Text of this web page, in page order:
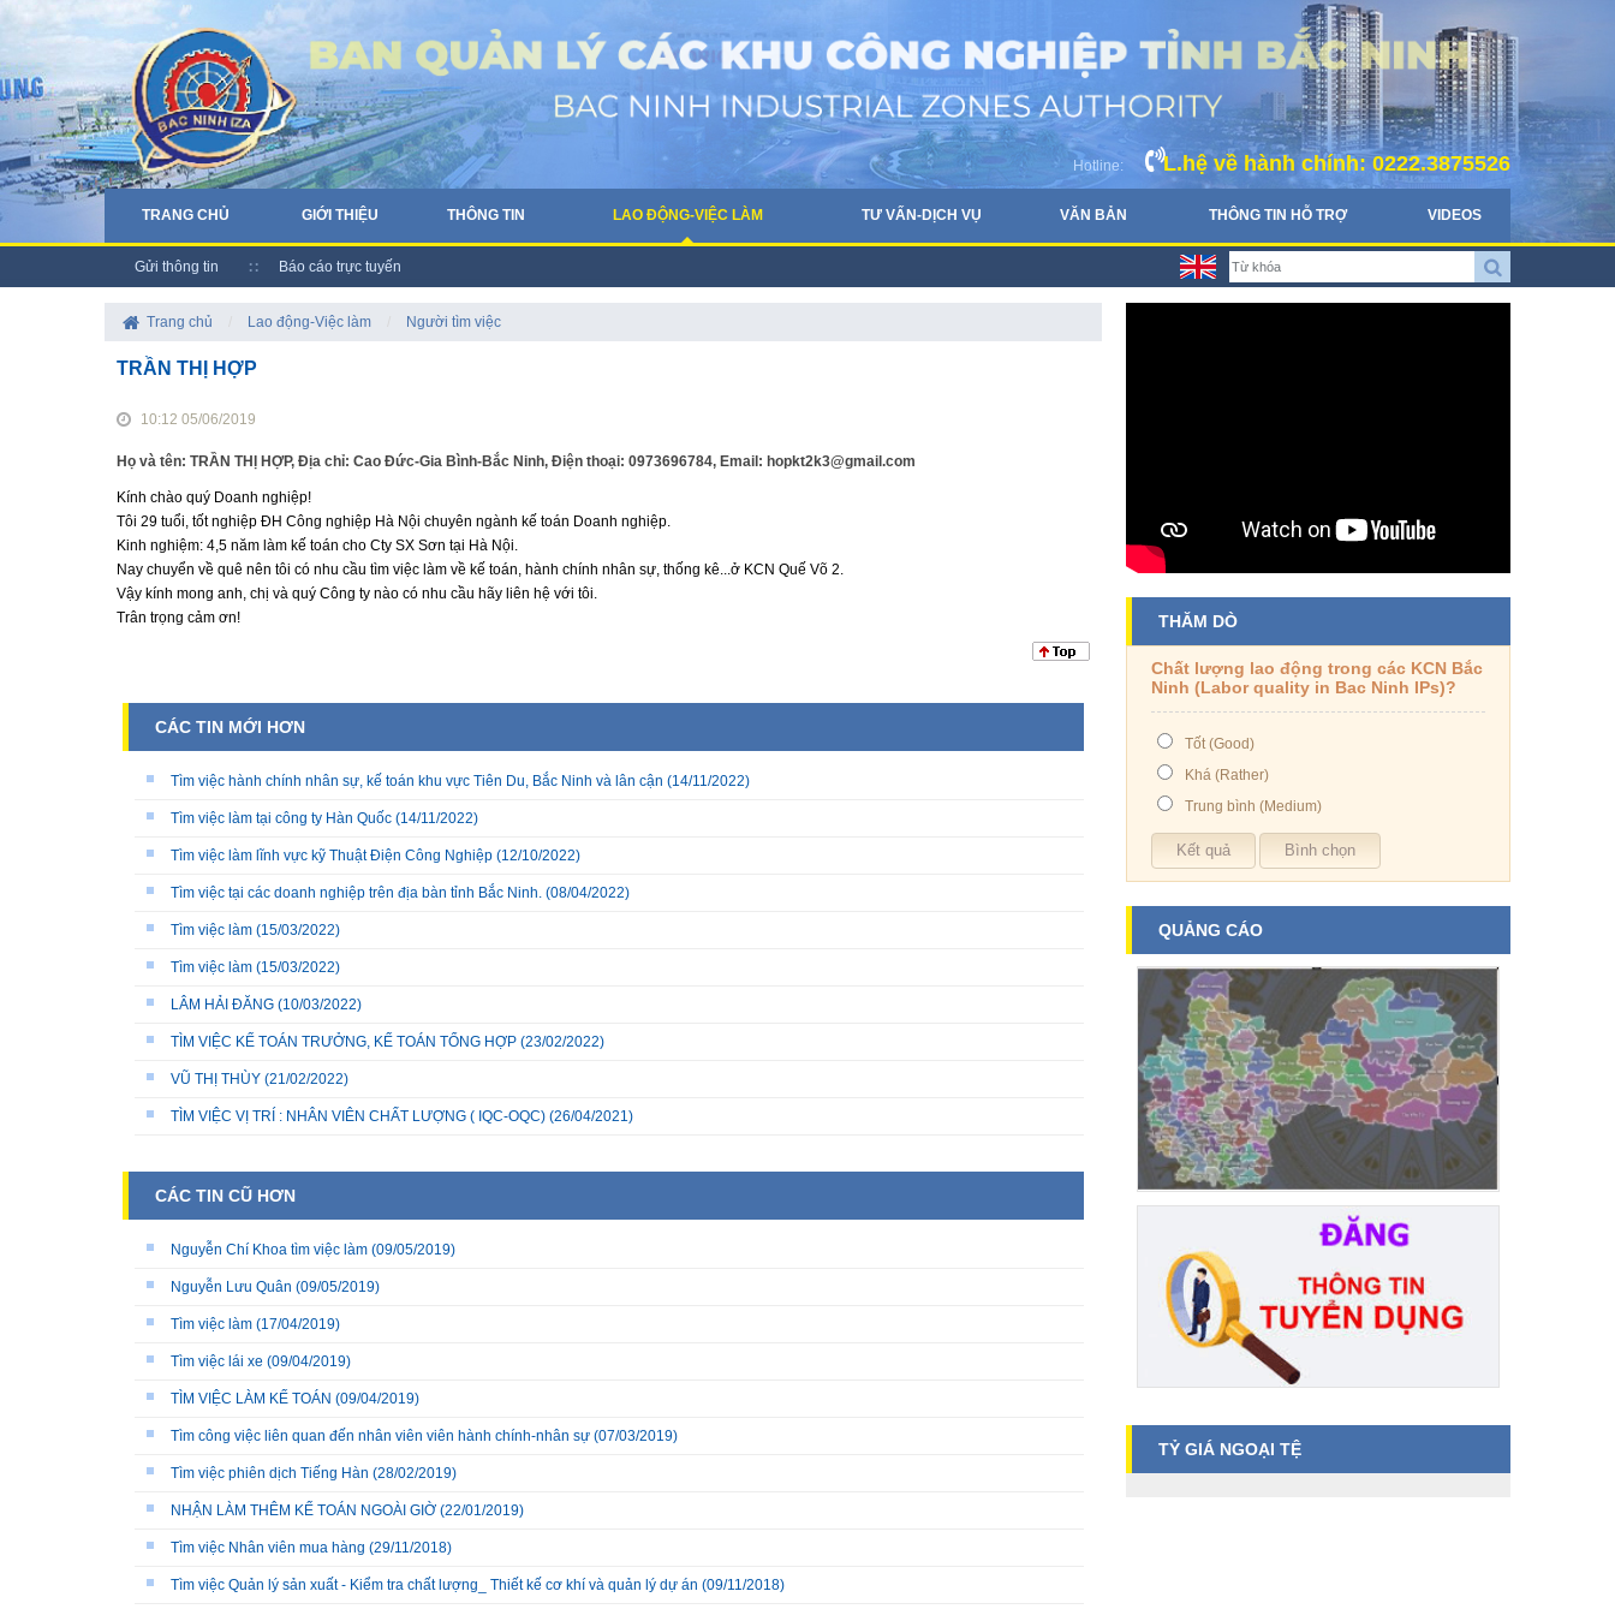
Hotline: L.hệ về hành chính: 0222.3875526
TRANG CHỦ GIỚI THIỆU THÔNG TIN LAO ĐỘNG-VIỆC LÀM TƯ VẤN-DỊCH VỤ VĂN BẢN THÔNG TIN HỖ TRỢ VIDEOS
Gửi thông tin Báo cáo trực tuyến
Trang chủ Lao động-Việc làm Người tìm việc
TRẦN THỊ HỢP
10:12 05/06/2019
Họ và tên: TRẦN THỊ HỢP, Địa chỉ: Cao Đức-Gia Bình-Bắc Ninh, Điện thoại: 0973696784, Email: hopkt2k3@gmail.com
Kính chào quý Doanh nghiệp!
Tôi 29 tuổi, tốt nghiệp ĐH Công nghiệp Hà Nội chuyên ngành kế toán Doanh nghiệp.
Kinh nghiệm: 4,5 năm làm kế toán cho Cty SX Sơn tại Hà Nội.
Nay chuyển về quê nên tôi có nhu cầu tìm việc làm về kế toán, hành chính nhân sự, thống kê...ở KCN Quế Võ 2.
Vậy kính mong anh, chị và quý Công ty nào có nhu cầu hãy liên hệ với tôi.
Trân trọng cảm ơn!
CÁC TIN MỚI HƠN
Tìm việc hành chính nhân sự, kế toán khu vực Tiên Du, Bắc Ninh và lân cận (14/11/2022)
Tìm việc làm tại công ty Hàn Quốc (14/11/2022)
Tìm việc làm lĩnh vực kỹ Thuật Điện Công Nghiệp (12/10/2022)
Tìm việc tại các doanh nghiệp trên địa bàn tỉnh Bắc Ninh. (08/04/2022)
Tìm việc làm (15/03/2022)
Tìm việc làm (15/03/2022)
LÂM HẢI ĐĂNG (10/03/2022)
TÌM VIỆC KẾ TOÁN TRƯỞNG, KẾ TOÁN TỔNG HỢP (23/02/2022)
VŨ THỊ THÙY (21/02/2022)
TÌM VIỆC VỊ TRÍ : NHÂN VIÊN CHẤT LƯỢNG ( IQC-OQC) (26/04/2021)
CÁC TIN CŨ HƠN
Nguyễn Chí Khoa tìm việc làm (09/05/2019)
Nguyễn Lưu Quân (09/05/2019)
Tìm việc làm (17/04/2019)
Tìm việc lái xe (09/04/2019)
TÌM VIỆC LÀM KẾ TOÁN (09/04/2019)
Tìm công việc liên quan đến nhân viên viên hành chính-nhân sự (07/03/2019)
Tìm việc phiên dịch Tiếng Hàn (28/02/2019)
NHẬN LÀM THÊM KẾ TOÁN NGOÀI GIỜ (22/01/2019)
Tìm việc Nhân viên mua hàng (29/11/2018)
Tìm việc Quản lý sản xuất - Kiểm tra chất lượng_ Thiết kế cơ khí và quản lý dự án (09/11/2018)
THĂM DÒ
Chất lượng lao động trong các KCN Bắc
Ninh (Labor quality in Bac Ninh IPs)?
Tốt (Good)
Khá (Rather)
Trung bình (Medium)
QUẢNG CÁO
TỶ GIÁ NGOẠI TỆ